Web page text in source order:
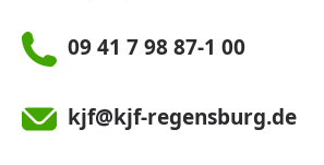
09 41 7 98 87-1 00
kjf@kjf-regensburg.de